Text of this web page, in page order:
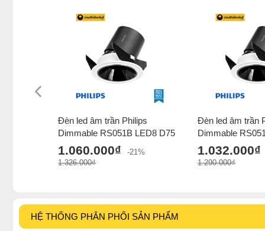
Đèn led âm trần Philips
Dimmable RS051B LED8 D75
1.060.000₫
-21%
1.326.000₫
Đèn led âm trần
Dimmable
1.032.000₫
1.290.000₫
HỆ THỐNG PHÂN PHỐI SẢN PHẨM